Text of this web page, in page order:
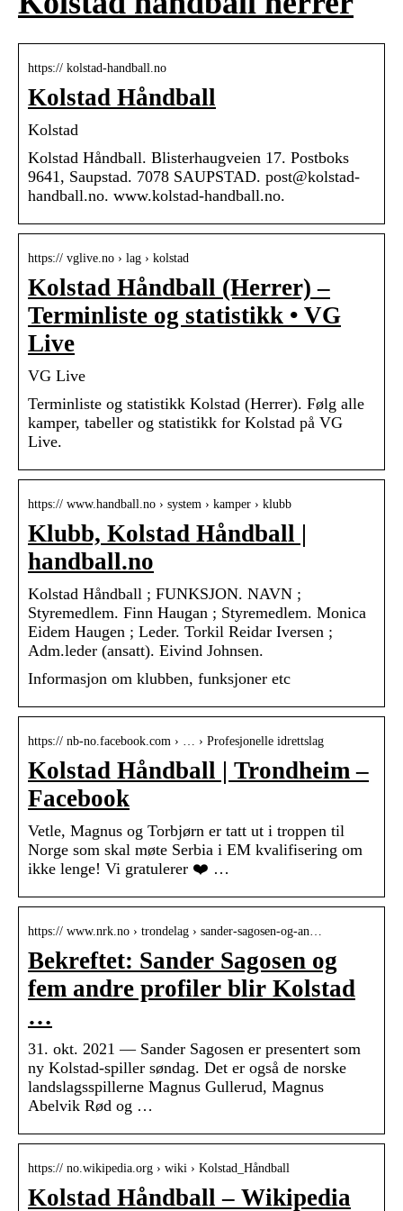
https:// kolstad-handball.no
Kolstad Håndball
Kolstad
Kolstad Håndball. Blisterhaugveien 17. Postboks
9641, Saupstad. 7078 SAUPSTAD. post@kolstad-
handball.no. www.kolstad-handball.no.
https:// vglive.no › lag › kolstad
Kolstad Håndball (Herrer) –
Terminliste og statistikk • VG
Live
VG Live
Terminliste og statistikk Kolstad (Herrer). Følg alle
kamper, tabeller og statistikk for Kolstad på VG
Live.
https:// www.handball.no › system › kamper › klubb
Klubb, Kolstad Håndball |
handball.no
Kolstad Håndball ; FUNKSJON. NAVN ;
Styremedlem. Finn Haugan ; Styremedlem. Monica
Eidem Haugen ; Leder. Torkil Reidar Iversen ;
Adm.leder (ansatt). Eivind Johnsen.
Informasjon om klubben, funksjoner etc
https:// nb-no.facebook.com › … › Profesjonelle idrettslag
Kolstad Håndball | Trondheim –
Facebook
Vetle, Magnus og Torbjørn er tatt ut i troppen til
Norge som skal møte Serbia i EM kvalifisering om
ikke lenge! Vi gratulerer ❤️ …
https:// www.nrk.no › trondelag › sander-sagosen-og-an…
Bekreftet: Sander Sagosen og
fem andre profiler blir Kolstad
…
31. okt. 2021 — Sander Sagosen er presentert som
ny Kolstad-spiller søndag. Det er også de norske
landslagsspillerne Magnus Gullerud, Magnus
Abelvik Rød og …
https:// no.wikipedia.org › wiki › Kolstad_Håndball
Kolstad Håndball – Wikipedia